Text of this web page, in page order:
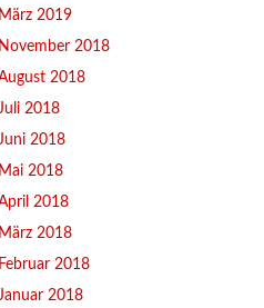
März 2019
November 2018
2018
2018
2018
Mai 2018
2018
März 2018
Februar 2018
2018